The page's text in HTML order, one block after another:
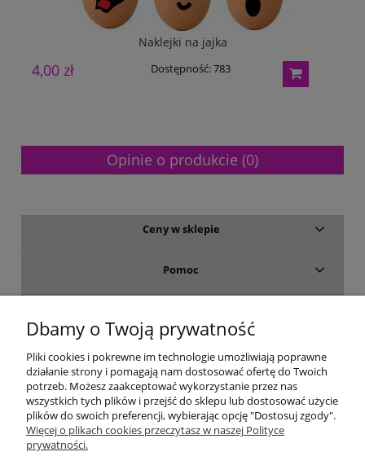
Naklejki na jajka
4,00 zł Dostępność:783
Opinie o produkcie (0)
Ceny w sklepie
Pomoc
Moje konto
Gwarancja i zwroty
O firmie
Dbamy o Twoją prywatność
Pliki cookies i pokrewne im technologie umożliwiają poprawne
działanie strony i pomagają nam dostosować ofertę do Twoich
potrzeb. Możesz zaakceptować wykorzystanie przez nas
wszystkich tych plików i przejść do sklepu lub dostosować użycie
plików do swoich preferencji, wybierając opcję "Dostosuj zgody".
Więcej o plikach cookies przeczytasz w naszej Polityce
prywatności.